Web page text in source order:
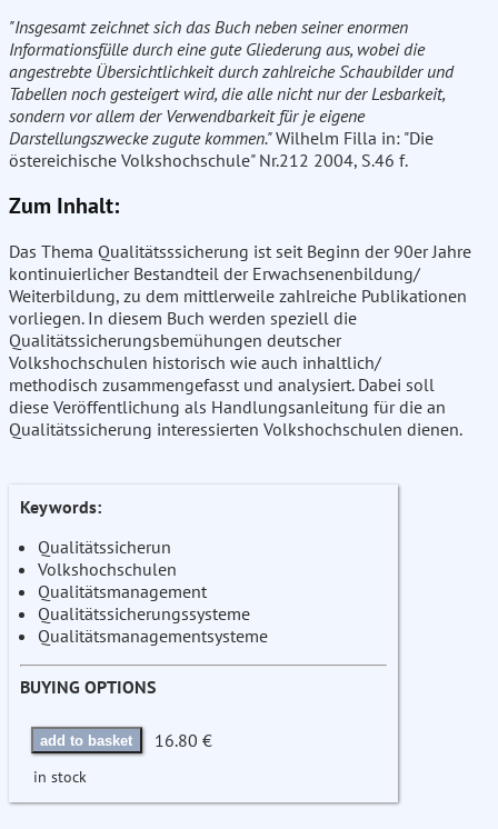
"Insgesamt zeichnet sich das Buch neben seiner enormen
Informationsfülle durch eine gute Gliederung aus, wobei die
angestrebte Übersichtlichkeit durch zahlreiche Schaubilder und
Tabellen noch gesteigert wird, die alle nicht nur der Lesbarkeit,
sondern vor allem der Verwendbarkeit für je eigene
Darstellungszwecke zugute kommen."Wilhelm Filla in: "Die
östereichische Volkshochschule" Nr.212 2004, S.46 f.
Zum Inhalt:
Das Thema Qualitätsssicherung ist seit Beginn der 90er Jahre
kontinuierlicher Bestandteil der Erwachsenenbildung/
Weiterbildung, zu dem mittlerweile zahlreiche Publikationen
vorliegen. In diesem Buch werden speziell die
Qualitätssicherungsbemühungen deutscher
Volkshochschulen historisch wie auch inhaltlich/
methodisch zusammengefasst und analysiert. Dabei soll
diese Veröffentlichung als Handlungsanleitung für die an
Qualitätssicherung interessierten Volkshochschulen dienen.
Keywords:
Qualitätssicherun
Volkshochschulen
Qualitätsmanagement
Qualitätssicherungssysteme
Qualitätsmanagementsysteme
BUYING OPTIONS
add to basket 16.80 €
in stock